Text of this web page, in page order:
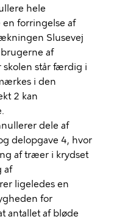
hele
forringelse af
Slusevej
af
skolen står færdig i
i den
2 kan
dele af
delopgave 4, hvor
af træer i krydset
af
ligeledes en
for
antallet af bløde